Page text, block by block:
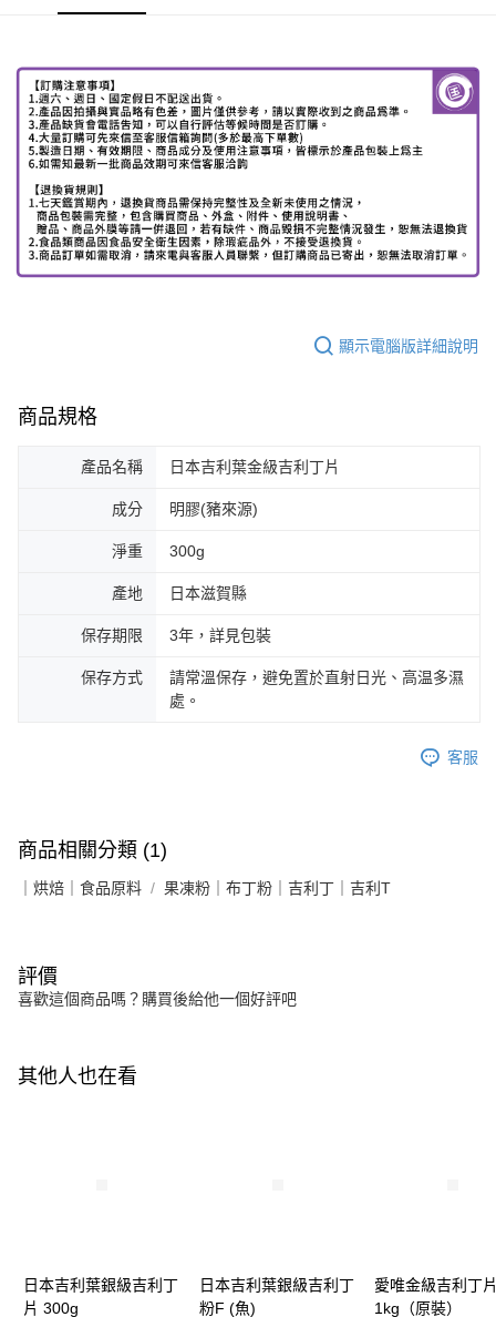
顯示電腦版詳細說明
商品規格
產品名稱 日本吉利葉金級吉利丁片
成分 明膠(豬來源)
淨重 300g
產地 日本滋賀縣
保存期限 3年，詳見包裝
保存方式
請常溫保存，避免置於直射日光、高温多濕
處。
客服
商品相關分類 (1)
｜烘焙｜食品原料 果凍粉｜布丁粉｜吉利丁｜吉利T
評價
喜歡這個商品嗎？購買後給他一個好評吧
其他人也在看
日本吉利葉銀級吉利丁
片 300g
日本吉利葉銀級吉利丁
粉F (魚)
愛唯金級吉利丁
1kg（原裝）